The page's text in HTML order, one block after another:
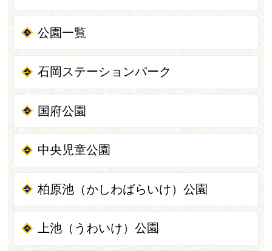
公園一覧
石岡ステーションパーク
国府公園
中央児童公園
柏原池（かしわばらいけ）公園
上池（うわいけ）公園